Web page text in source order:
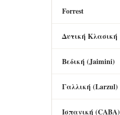
Forrest
Δυτική Κλασική
Βεδική (Jaimini)
Γαλλική (Larzul)
Ισπανική (CABA)